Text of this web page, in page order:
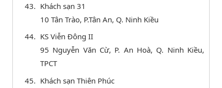
Khách sạn 31
10 Tân Trào, P.Tân An, Q. Ninh Kiều
KS Viễn Đông II
95 Nguyễn Văn Cừ, P. An Hoà, Q. Ninh Kiều,
TPCT
Khách sạn Thiên Phúc